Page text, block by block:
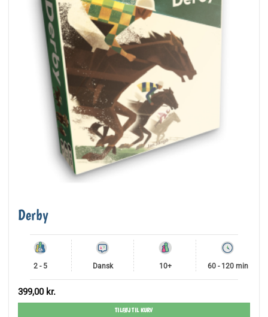
Derby
2 - 5 Dansk 10+ 60 - 120 min
399,00 kr.
TILFØJ TIL KURV